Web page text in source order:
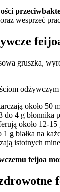
oraz wesprzeć
gruszka,
około 50
do 4 g błonnika
około 12-
1 g białka na
istotnych
feijoa